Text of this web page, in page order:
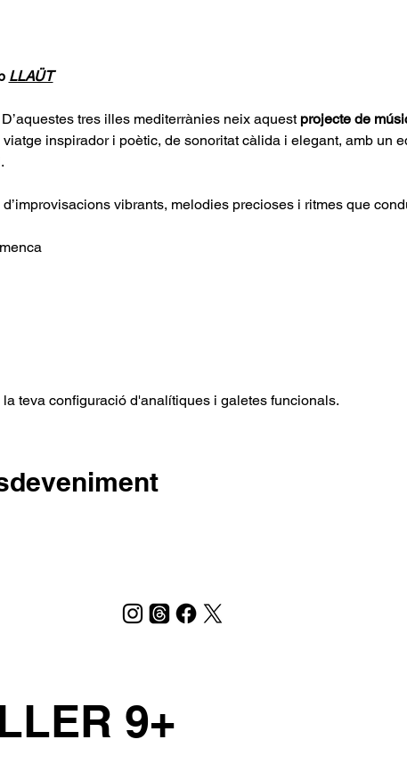
LLAÜT
tres illes mediterrànies neix aquest projecte de
inspirador i poètic, de sonoritat càlida i elegant, amb un
vibrants, melodies precioses i ritmes que
teva configuració d'analítiques i galetes funcionals.
9+